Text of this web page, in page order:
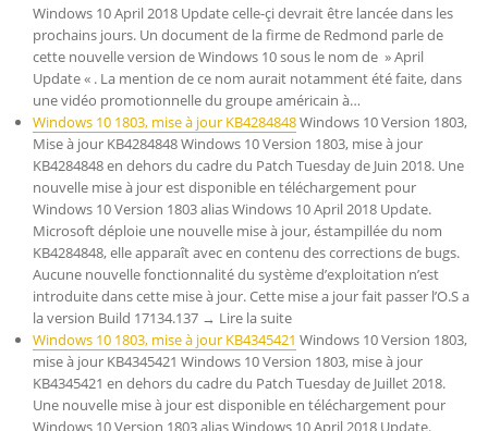
Windows 10 April 2018 Update celle-çi devrait être lancée dans les
prochains jours. Un document de la firme de Redmond parle de
cette nouvelle version de Windows 10 sous le nom de » April
Update « . La mention de ce nom aurait notamment été faite, dans
une vidéo promotionnelle du groupe américain à…
Windows 10 1803, mise à jour KB4284848Windows 10 Version 1803,
Mise à jour KB4284848 Windows 10 Version 1803, mise à jour
KB4284848 en dehors du cadre du Patch Tuesday de Juin 2018. Une
nouvelle mise à jour est disponible en téléchargement pour
Windows 10 Version 1803 alias Windows 10 April 2018 Update.
Microsoft déploie une nouvelle mise à jour, éstampillée du nom
KB4284848, elle apparaît avec en contenu des corrections de bugs.
Aucune nouvelle fonctionnalité du système d’exploitation n’est
introduite dans cette mise à jour. Cette mise a jour fait passer l’O.S a
la version Build 17134.137 → Lire la suite
Windows 10 1803, mise à jour KB4345421 Windows 10 Version 1803,
mise à jour KB4345421 Windows 10 Version 1803, mise à jour
KB4345421 en dehors du cadre du Patch Tuesday de Juillet 2018.
Une nouvelle mise à jour est disponible en téléchargement pour
Windows 10 Version 1803 alias Windows 10 April 2018 Update.